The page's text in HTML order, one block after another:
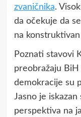
zvaničnika.
da očekuje da
na
Poznati stavovi
preobražaju
demokracije su
Jasno je
perspektiva na